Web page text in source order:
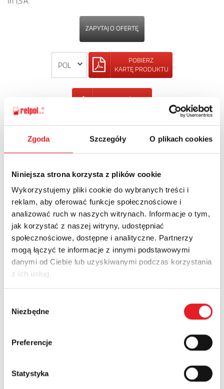
Zgoda Szczegóły O plikach cookies
Niniejsza strona korzysta z plików cookie
Wykorzystujemy pliki cookie do wybranych treści i
reklam, aby oferować funkcje społecznościowe i
analizować ruch w naszych witrynach. Informacje o tym,
jak korzystać z naszej witryny, udostępniać
społecznościowe, dostępne i analityczne. Partnerzy
mogą łączyć te informacje z innymi podstawowymi
danymi od Ciebie lub uzyskiwanymi podczas korzystania
z ich usług.
zgody
Niezbędne
Preferencje
Statystyka
ZAPYTAJ O OFERTĘ
POBIERZ
KARTĘ PRODUKTU
POWRÓT
Imię i nazwisko: *
Adres e-mail: *
Nazwa firmy:
Województwo: